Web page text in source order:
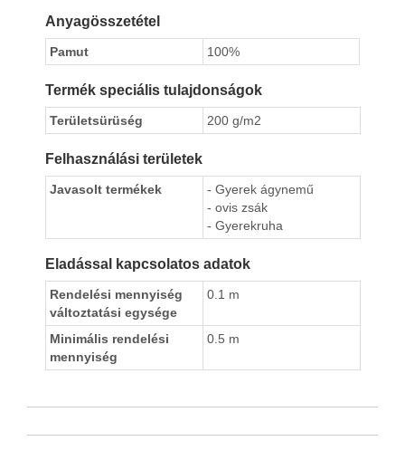
Anyagösszetétel
Pamut 100%
Termék speciális tulajdonságok
Területsürüség 200 g/m2
Felhasználási területek
Javasolt termékek
- Gyerek ágynemű
- ovis zsák
- Gyerekruha
Eladással kapcsolatos adatok
Rendelési mennyiség
változtatási egysége
0.1 m
Minimális rendelési
mennyiség
0.5 m